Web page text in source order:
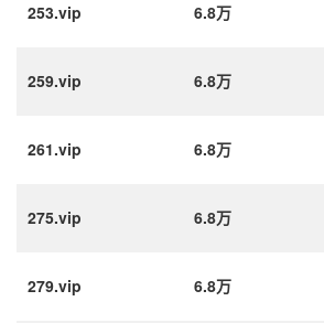
253.vip 6.8万
259.vip 6.8万
261.vip 6.8万
275.vip 6.8万
279.vip 6.8万